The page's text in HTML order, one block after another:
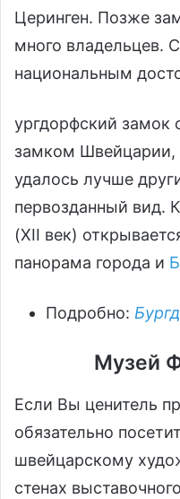
Церинген. Позже
много владельцев.
национальным
ургдорфский замок
замком Швейцарии,
удалось лучше
первозданный вид.
(XII век)
панорама города и
Подробно:
Музей
Если Вы ценитель
обязательно
швейцарскому
стенах